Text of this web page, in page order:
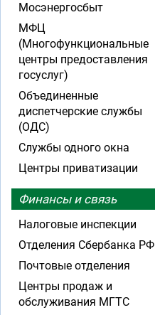
Мосэнергосбыт
МФЦ
(Многофункциональные
центры предоставления
госуслуг)
Объединенные
диспетчерские службы
(ОДС)
Службы одного окна
Центры приватизации
Финансы и связь
Налоговые инспекции
Отделения Сбербанка РФ
Почтовые отделения
Центры продаж и
обслуживания МГТС